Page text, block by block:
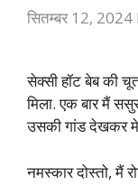
सितम्बर 12, 2024
सेक्सी हॉट बेब की
मिला. एक बार मैं
उसकी गांड देखकर
नमस्कार दोस्तो, मैं